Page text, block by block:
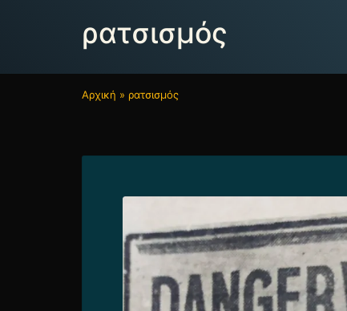
ρατσισμός
Αρχική » ρατσισμός